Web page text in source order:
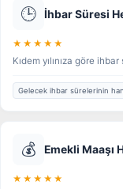
🕒 İhbar Süresi
★★★★★
Kıdem yılınıza göre
Gelecek ihbar sürelerinin
💰 Emekli Maaşı
★★★★★